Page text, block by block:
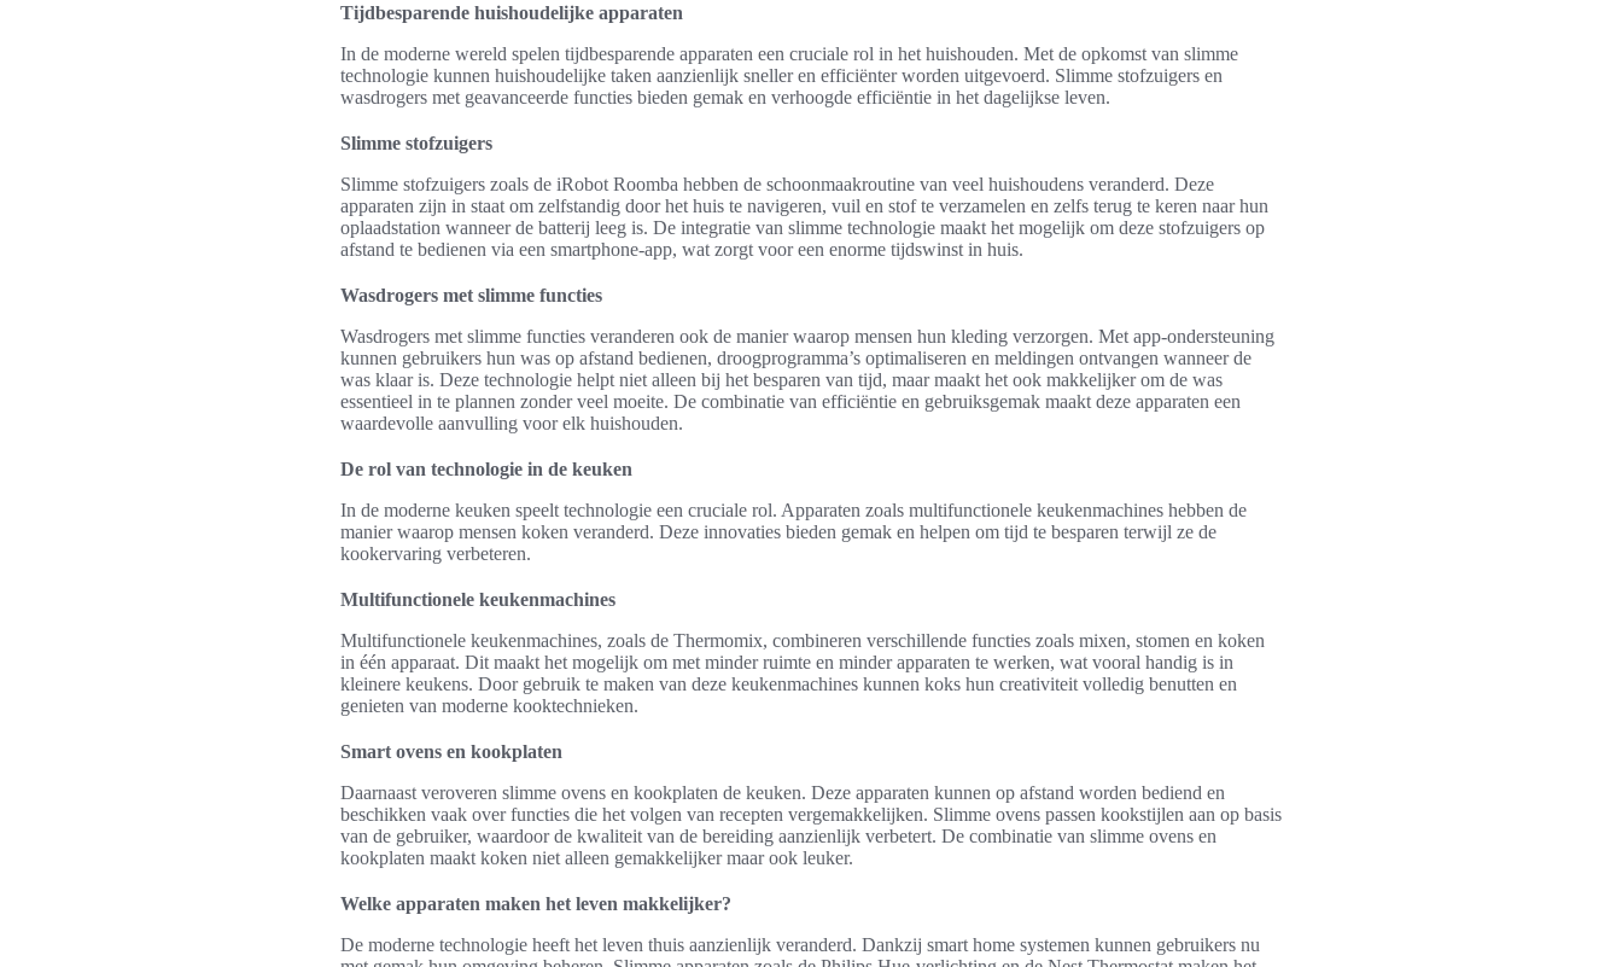
Tijdbesparende huishoudelijke apparaten
In de moderne wereld spelen tijdbesparende apparaten een cruciale rol in het huishouden. Met de opkomst van slimme
technologie kunnen huishoudelijke taken aanzienlijk sneller en efficiënter worden uitgevoerd. Slimme stofzuigers en
wasdrogers met geavanceerde functies bieden gemak en verhoogde efficiëntie in het dagelijkse leven.
Slimme stofzuigers
Slimme stofzuigers zoals de iRobot Roomba hebben de schoonmaakroutine van veel huishoudens veranderd. Deze
apparaten zijn in staat om zelfstandig door het huis te navigeren, vuil en stof te verzamelen en zelfs terug te keren naar hun
oplaadstation wanneer de batterij leeg is. De integratie van slimme technologie maakt het mogelijk om deze stofzuigers op
afstand te bedienen via een smartphone-app, wat zorgt voor een enorme tijdswinst in huis.
Wasdrogers met slimme functies
Wasdrogers met slimme functies veranderen ook de manier waarop mensen hun kleding verzorgen. Met app-ondersteuning
kunnen gebruikers hun was op afstand bedienen, droogprogramma’s optimaliseren en meldingen ontvangen wanneer de
was klaar is. Deze technologie helpt niet alleen bij het besparen van tijd, maar maakt het ook makkelijker om de was
essentieel in te plannen zonder veel moeite. De combinatie van efficiëntie en gebruiksgemak maakt deze apparaten een
waardevolle aanvulling voor elk huishouden.
De rol van technologie in de keuken
In de moderne keuken speelt technologie een cruciale rol. Apparaten zoals multifunctionele keukenmachines hebben de
manier waarop mensen koken veranderd. Deze innovaties bieden gemak en helpen om tijd te besparen terwijl ze de
kookervaring verbeteren.
Multifunctionele keukenmachines
Multifunctionele keukenmachines, zoals de Thermomix, combineren verschillende functies zoals mixen, stomen en koken
in één apparaat. Dit maakt het mogelijk om met minder ruimte en minder apparaten te werken, wat vooral handig is in
kleinere keukens. Door gebruik te maken van deze keukenmachines kunnen koks hun creativiteit volledig benutten en
genieten van moderne kooktechnieken.
Smart ovens en kookplaten
Daarnaast veroveren slimme ovens en kookplaten de keuken. Deze apparaten kunnen op afstand worden bediend en
beschikken vaak over functies die het volgen van recepten vergemakkelijken. Slimme ovens passen kookstijlen aan op basis
van de gebruiker, waardoor de kwaliteit van de bereiding aanzienlijk verbetert. De combinatie van slimme ovens en
kookplaten maakt koken niet alleen gemakkelijker maar ook leuker.
Welke apparaten maken het leven makkelijker?
De moderne technologie heeft het leven thuis aanzienlijk veranderd. Dankzij smart home systemen kunnen gebruikers nu